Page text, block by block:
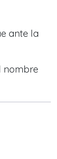
ante la
nombre